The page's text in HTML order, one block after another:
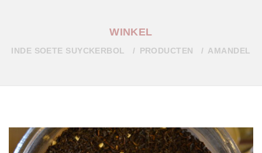
WINKEL
INDE SOETE SUYCKERBOL PRODUCTEN AMANDEL